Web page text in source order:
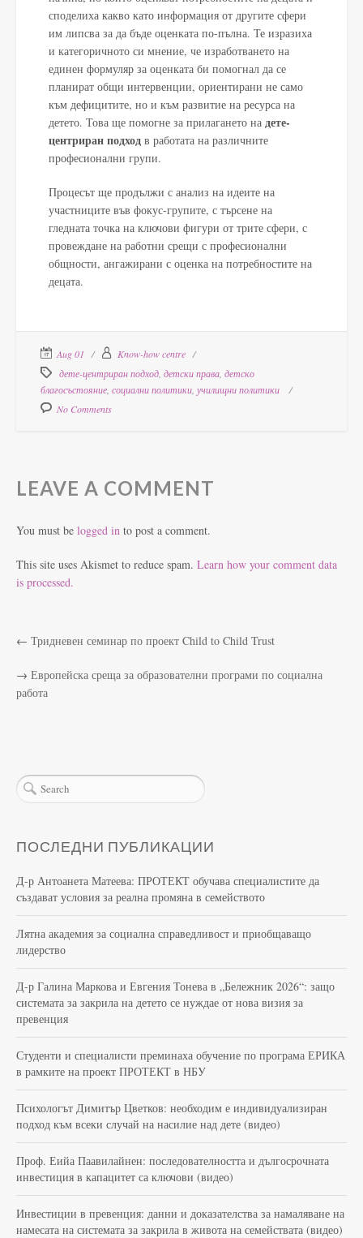
споделиха какво като информация от другите сфери
им липсва за да бъде оценката по-пълна. Те изразиха
и категоричното си мнение, че изработването на
единен формуляр за оценката би помогнал да се
планират общи интервенции, ориентирани не само
към дефицитите, но и към развитие на ресурса на
детето. Това ще помогне за прилагането на дете-
центриран подход в работата на различните
професионални групи.
Процесът ще продължи с анализ на идеите на
участниците във фокус-групите, с търсене на
гледната точка на ключови фигури от трите сфери, с
провеждане на работни срещи с професионални
общности, ангажирани с оценка на потребностите на
децата.
Aug 01
Know-how centre
дете-центриран подход детски права детско
благосъстояние социални политики училищни политики
No Comments
LEAVE A COMMENT
You must be logged in to post a comment.
This site uses Akismet to reduce spam. Learn how your comment data
is processed.
← Тридневен семинар по проект Child to Child Trust
→ Европейска среща за образователни програми по социална
работа
ПОСЛЕДНИ ПУБЛИКАЦИИ
Д-р Антоанета Матеева: ПРОТЕКТ обучава специалистите да
създават условия за реална промяна в семейството
Лятна академия за социална справедливост и приобщаващо
лидерство
Д-р Галина Маркова и Евгения Тонева в „Бележник 2026“: защо
системата за закрила на детето се нуждае от нова визия за
превенция
Студенти и специалисти преминаха обучение по програма ЕРИКА
в рамките на проект ПРОТЕКТ в НБУ
Психологът Димитър Цветков: необходим е индивидуализиран
подход към всеки случай на насилие над дете (видео)
Проф. Еийа Паавилайнен: последователността и дългосрочната
инвестиция в капацитет са ключови (видео)
Инвестиции в превенция: данни и доказателства за намаляване на
намесата на системата за закрила в живота на семействата (видео)